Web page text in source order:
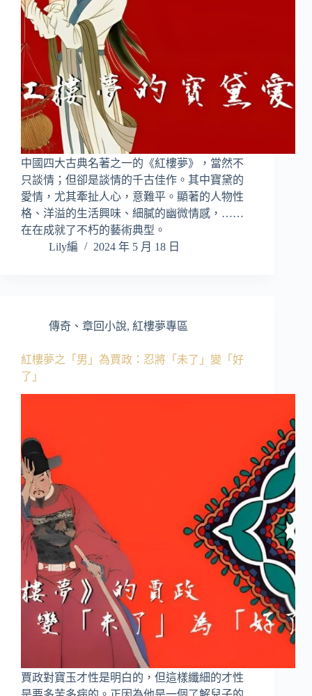
中國四大古典名著之一的《紅樓夢》，當然不
只談情；但卻是談情的千古佳作。其中寶黛的
愛情，尤其牽扯人心，意難平。顯著的人物性
格、洋溢的生活興味、細膩的幽微情感，……
在在成就了不朽的藝術典型。
Lily編
2024 年 5 月 18 日
傳奇、章回小說, 紅樓夢專區
紅樓夢之「男」為賈政：忍將「未了」變「好
了」
賈政對寶玉才性是明白的，但這樣纖細的才性